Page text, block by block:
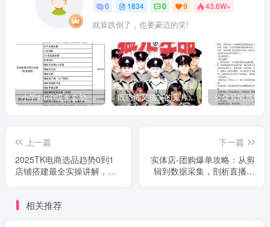
0 1834 0 9 43.6W+
就算跌倒了，也要豪迈的笑!
小学1-6年级全套助学资源包（9000GB）(超值的精品资源-会员也需单独购买哦) 既恐怖又搞笑的鬼片（10部猛鬼恐怖片都是喜剧片）
上一篇
2025TK电商选品趋势0到1
店铺搭建最全实操讲解，轻
下一篇
实体店-团购爆单攻略：从剪
辑到数据采集，剖析直播技
相关推荐